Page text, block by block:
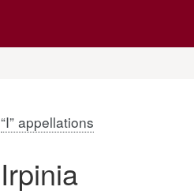
“I” appellations
Irpinia